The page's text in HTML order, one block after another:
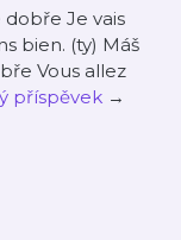
Je vais
bien. (ty) Máš
Vous allez
příspěvek →